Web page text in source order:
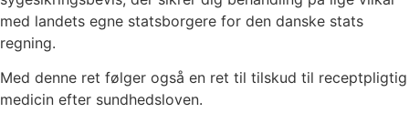
med landets egne statsborgere for den danske stats
regning.
Med denne ret følger også en ret til tilskud til receptpligtig
medicin efter sundhedsloven.